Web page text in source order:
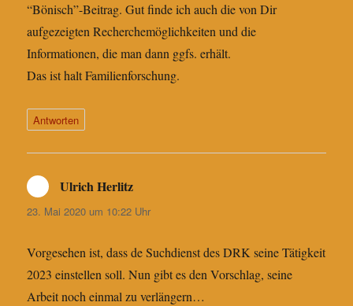
“Bönisch”-Beitrag. Gut finde ich auch die von Dir
aufgezeigten Recherchemöglichkeiten und die
Informationen, die man dann ggfs. erhält.
Das ist halt Familienforschung.
Antworten
Ulrich Herlitz
23. Mai 2020 um 10:22 Uhr
Vorgesehen ist, dass de Suchdienst des DRK seine Tätigkeit
2023 einstellen soll. Nun gibt es den Vorschlag, seine
Arbeit noch einmal zu verlängern…